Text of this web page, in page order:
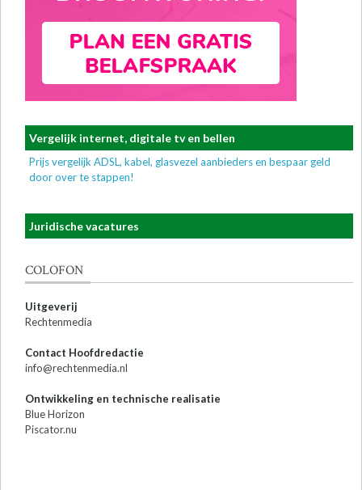
Vergelijk internet, digitale tv en bellen
Prijs vergelijk ADSL, kabel, glasvezel aanbieders en bespaar geld
door over te stappen!
Juridische vacatures
COLOFON
Uitgeverij
Rechtenmedia
Contact Hoofdredactie
info@rechtenmedia.nl
Ontwikkeling en technische realisatie
Blue Horizon
Piscator.nu